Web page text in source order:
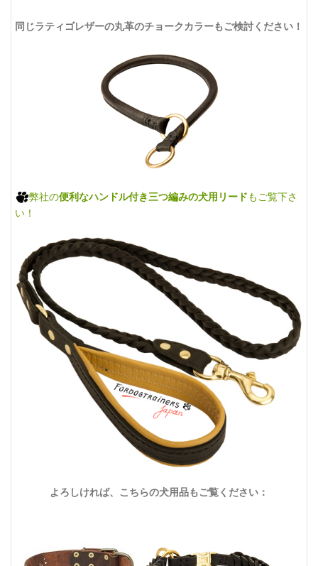
同じラティゴレザーの丸革のチョークカラーもご検討ください！
弊社の便利なハンドル付き三つ編みの犬用リードもご覧下さ
い！
よろしければ、こちらの犬用品もご覧ください：